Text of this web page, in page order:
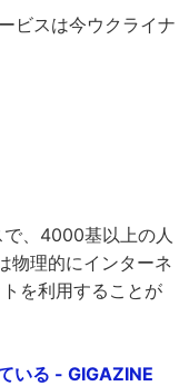
ビスは今ウクライナ
、4000基以上の人
物理的にインターネ
を利用することが
いる - GIGAZINE